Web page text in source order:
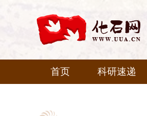
首页 科研速递